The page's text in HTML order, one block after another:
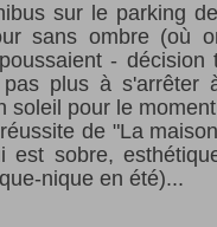
sur le parking
sans ombre (où
- décision
pas plus à s'arrêter
soleil pour le
de "La
est sobre,
nique en été)...